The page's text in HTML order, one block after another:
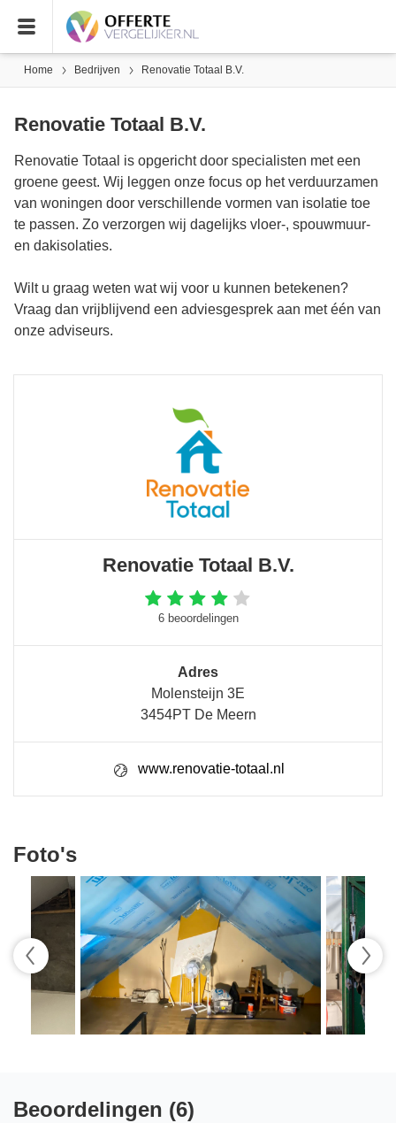
Home Bedrijven Renovatie Totaal B.V.
Renovatie Totaal B.V.
Renovatie Totaal is opgericht door specialisten met een
groene geest. Wij leggen onze focus op het verduurzamen
van woningen door verschillende vormen van isolatie toe
te passen. Zo verzorgen wij dagelijks vloer-, spouwmuur-
en dakisolaties.
Wilt u graag weten wat wij voor u kunnen betekenen?
Vraag dan vrijblijvend een adviesgesprek aan met één van
onze adviseurs.
Renovatie Totaal B.V.
6 beoordelingen
Adres
Molensteijn 3E
3454PT De Meern
www.renovatie-totaal.nl
Foto's
Beoordelingen (6)